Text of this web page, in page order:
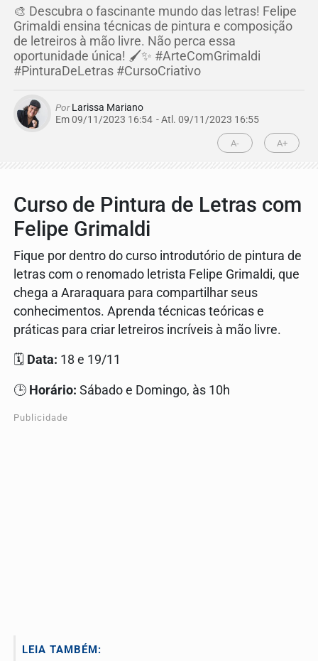
🎨 Descubra o fascinante mundo das letras! Felipe
Grimaldi ensina técnicas de pintura e composição
de letreiros à mão livre. Não perca essa
oportunidade única! 🖌️✨ #ArteComGrimaldi
#PinturaDeLetras #CursoCriativo
PorLarissa Mariano
Em 09/11/2023 16:54 - Atl. 09/11/2023 16:55
A- A+
Curso de Pintura de Letras com
Felipe Grimaldi
Fique por dentro do curso introdutório de pintura de
letras com o renomado letrista Felipe Grimaldi, que
chega a Araraquara para compartilhar seus
conhecimentos. Aprenda técnicas teóricas e
práticas para criar letreiros incríveis à mão livre.
🗓️ Data: 18 e 19/11
🕒 Horário: Sábado e Domingo, às 10h
Publicidade
LEIA TAMBÉM: